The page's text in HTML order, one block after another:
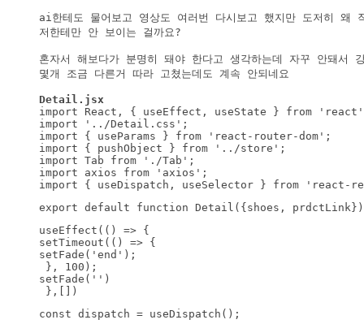
ai한테도 물어보고 영상도 여러번 다시보고 했지만 도저히 왜
저한테만 안 보이는 걸까요?
혼자서 해보다가 분명히 돼야 한다고 생각하는데 자꾸 안돼서
몇개 조금 다른거 따라 고쳤는데도 계속 안되네요
import React, { useEffect, useState } from
import '../Detail.css';
import { useParams } from 'react-router-dom';
import { pushObject } from '../store';
import Tab from './Tab';
import axios from 'axios';
import { useDispatch, useSelector } from 'react-
export default function Detail({shoes,
useEffect(() => {
setTimeout(() => {
setFade('end');
}, 100);
setFade('')
},[])
const dispatch = useDispatch();